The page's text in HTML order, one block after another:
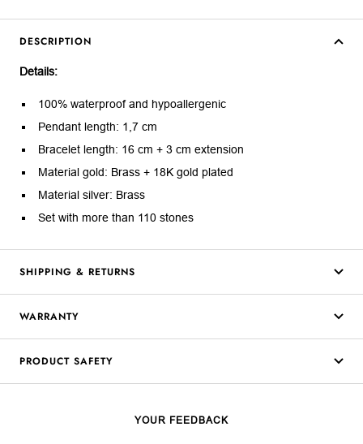
DESCRIPTION
Details:
100% waterproof and hypoallergenic
Pendant length: 1,7 cm
Bracelet length: 16 cm + 3 cm extension
Material gold: Brass + 18K gold plated
Material silver: Brass
Set with more than 110 stones
SHIPPING & RETURNS
WARRANTY
PRODUCT SAFETY
YOUR FEEDBACK